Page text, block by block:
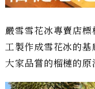
嚴雪雪花冰專賣店
工製作成雪花冰的
大家品嘗的榴槤的原